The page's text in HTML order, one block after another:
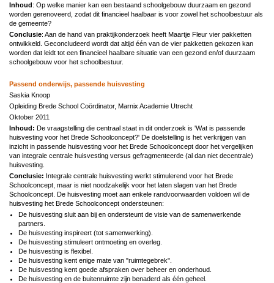
Inhoud: Op welke manier kan een bestaand schoolgebouw duurzaam en gezond
worden gerenoveerd, zodat dit financieel haalbaar is voor zowel het schoolbestuur als
de gemeente?
Conclusie: Aan de hand van praktijkonderzoek heeft Maartje Fleur vier pakketten
ontwikkeld. Geconcludeerd wordt dat altijd één van de vier pakketten gekozen kan
worden dat leidt tot een financieel haalbare situatie van een gezond en/of duurzaam
schoolgebouw voor het schoolbestuur.
Passend onderwijs, passende huisvesting
Saskia Knoop
Opleiding Brede School Coördinator, Marnix Academie Utrecht
Oktober 2011
Inhoud: De vraagstelling die centraal staat in dit onderzoek is 'Wat is passende
huisvesting voor het Brede Schoolconcept?' De doelstelling is het verkrijgen van
inzicht in passende huisvesting voor het Brede Schoolconcept door het vergelijken
van integrale centrale huisvesting versus gefragmenteerde (al dan niet decentrale)
huisvesting.
Conclusie: Integrale centrale huisvesting werkt stimulerend voor het Brede
Schoolconcept, maar is niet noodzakelijk voor het laten slagen van het Brede
Schoolconcept. De huisvesting moet aan enkele randvoorwaarden voldoen wil de
huisvesting het Brede Schoolconcept ondersteunen:
De huisvesting sluit aan bij en ondersteunt de visie van de samenwerkende
partners.
De huisvesting inspireert (tot samenwerking).
De huisvesting stimuleert ontmoeting en overleg.
De huisvesting is flexibel.
De huisvesting kent enige mate van "ruimtegebrek".
De huisvesting kent goede afspraken over beheer en onderhoud.
De huisvesting en de buitenruimte zijn benaderd als één geheel.